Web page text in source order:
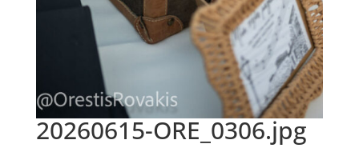
20260615-ORE_0306.jpg